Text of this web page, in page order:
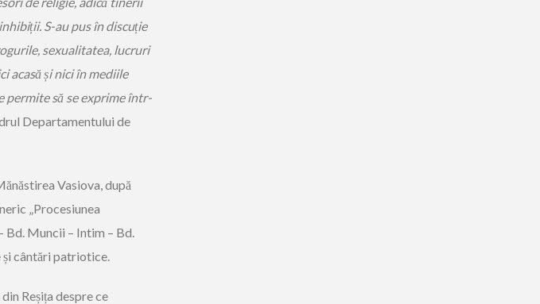
S-au pus în discuție
sexualitatea, lucruri
acasă și nici în mediile
permite să se exprime într-
Departamentului de
Vasiova, după
„Procesiunea
Bd. Muncii – Intim – Bd.
și cântări patriotice.
Reșița despre ce